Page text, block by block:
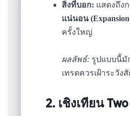
สิ่งที่บอก: แสดงถึง
แน่นอน (Expansion
ครั้งใหญ่
ผลลัพธ์: รูปแบบนี้มั
เทรดควรเฝ้าระวั
2. เชิงเทียน